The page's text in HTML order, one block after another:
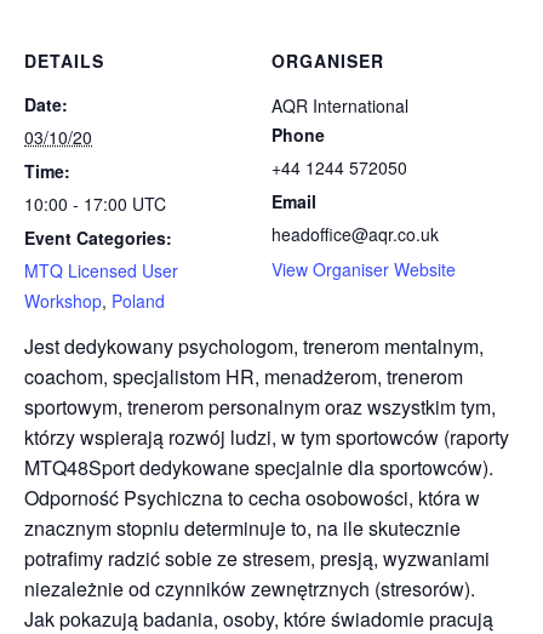
DETAILS
Date:
03/10/20
Time:
10:00 - 17:00 UTC
Event Categories:
MTQ Licensed User
Workshop, Poland
ORGANISER
AQR International
Phone
+44 1244 572050
Email
headoffice@aqr.co.uk
View Organiser Website
Jest dedykowany psychologom, trenerom mentalnym,
coachom, specjalistom HR, menadżerom, trenerom
sportowym, trenerom personalnym oraz wszystkim tym,
którzy wspierają rozwój ludzi, w tym sportowców (raporty
MTQ48Sport dedykowane specjalnie dla sportowców).
Odporność Psychiczna to cecha osobowości, która w
znacznym stopniu determinuje to, na ile skutecznie
potrafimy radzić sobie ze stresem, presją, wyzwaniami
niezależnie od czynników zewnętrznych (stresorów).
Jak pokazują badania, osoby, które świadomie pracują